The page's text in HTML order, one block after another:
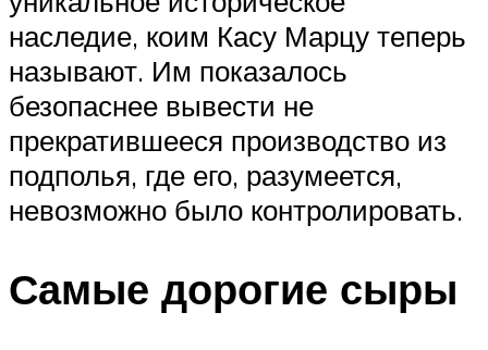
наследие, коим Касу Марцу теперь
называют. Им показалось
безопаснее вывести не
прекратившееся производство из
подполья, где его, разумеется,
невозможно было контролировать.
Самые дорогие сыры